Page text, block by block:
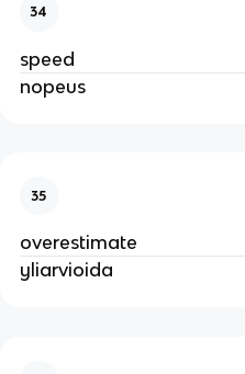
34
speed
nopeus
35
overestimate
yliarvioida